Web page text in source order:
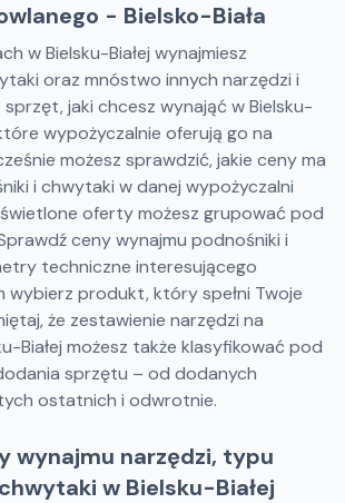
- Bielsko-Biała
w Bielsku-Białej wynajmiesz
oraz mnóstwo innych narzędzi i
jaki chcesz wynająć w Bielsku-
wypożyczalnie oferują go na
możesz sprawdzić, jakie ceny ma
i chwytaki w danej wypożyczalni
oferty możesz grupować pod
ceny wynajmu podnośniki i
techniczne interesującego
wybierz produkt, który spełni Twoje
że zestawienie narzędzi na
Białej możesz także klasyfikować pod
sprzętu – od dodanych
ostatnich i odwrotnie.
wynajmu narzędzi, typu
w Bielsku-Białej